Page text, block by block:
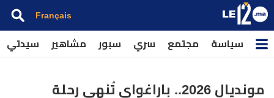
Français
سياسة مجتمع سري سبور مشاهير سيدتي
مونديال 2026.. باراغواي تُنهي رحلة